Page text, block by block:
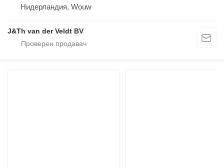
Нидерландия, Wouw
J&Th van der Veldt BV